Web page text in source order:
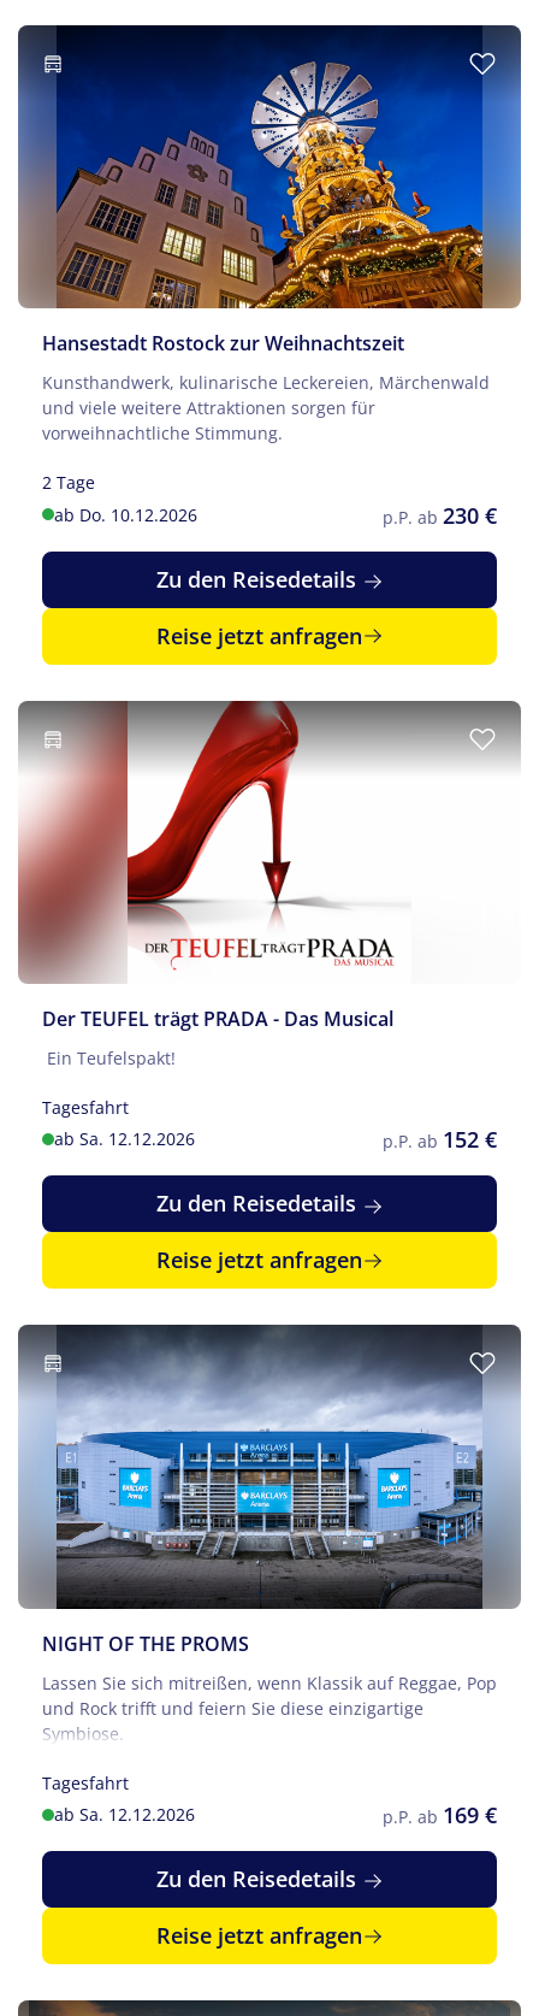
Hansestadt Rostock zur Weihnachtszeit
Kunsthandwerk, kulinarische Leckereien, Märchenwald
und viele weitere Attraktionen sorgen für
vorweihnachtliche Stimmung.
2 Tage
ab Do. 10.12.2026
p.P. ab 230 €
Zu den Reisedetails
Reise jetzt anfragen
Der TEUFEL trägt PRADA - Das Musical
Ein Teufelspakt!
Tagesfahrt
ab Sa. 12.12.2026
p.P. ab 152 €
Zu den Reisedetails
Reise jetzt anfragen
NIGHT OF THE PROMS
Lassen Sie sich mitreißen, wenn Klassik auf Reggae, Pop
und Rock trifft und feiern Sie diese einzigartige
Symbiose.
Tagesfahrt
ab Sa. 12.12.2026
p.P. ab 169 €
Zu den Reisedetails
Reise jetzt anfragen